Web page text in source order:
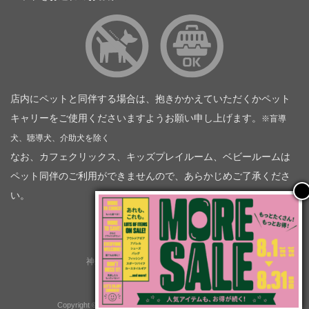
店内にペットと同伴する場合は、抱きかかえていただくかペット
キャリーをご使用くださいますようお願い申し上げます。
※盲導
犬、聴導犬、介助犬を除く
なお、カフェクリックス、キッズプレイルーム、ベビールームは
ペット同伴のご利用ができませんので、あらかじめご了承くださ
い。
神奈川トヨタ自動車（企業情報）
トヨタモビリティ神奈川
株式会社会社ＫＴグループ
Copyright © GOOD OPEN AIRS myX All Rights Reserved.